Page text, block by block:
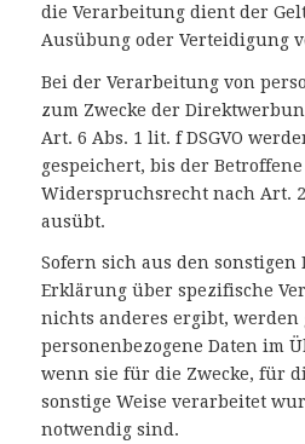
die Verarbeitung dient der
Ausübung oder Verteidigung
Bei der Verarbeitung von
zum Zwecke der
Art. 6 Abs. 1 lit. f DSGVO
gespeichert, bis der
Widerspruchsrecht nach Art.
ausübt.
Sofern sich aus den
Erklärung über spezifische
nichts anderes ergibt, werden
personenbezogene Daten im
wenn sie für die Zwecke, für
sonstige Weise verarbeitet
notwendig sind.